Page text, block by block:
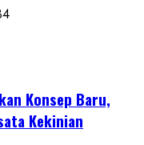
Konsep Baru,
Kekinian